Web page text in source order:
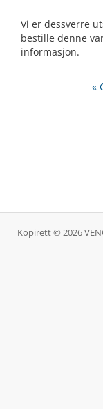
Vi er dessverre
bestille denne
informasjon.
«
Kopirett © 2026